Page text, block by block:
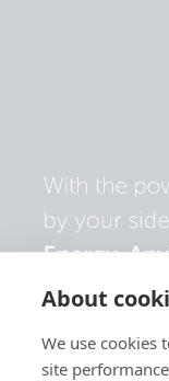
About
We use cookies
site